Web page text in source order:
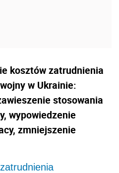
kosztów zatrudnienia
w Ukrainie:
stosowania
wypowiedzenie
zmniejszenie